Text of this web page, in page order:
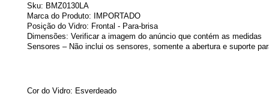
Sku: BMZ0130LA
Marca do Produto: IMPORTADO
Posição do Vidro: Frontal - Para-brisa
Dimensões: Verificar a imagem do anúncio que contém as medidas
Sensores – Não inclui os sensores, somente a abertura e suporte
Cor do Vidro: Esverdeado